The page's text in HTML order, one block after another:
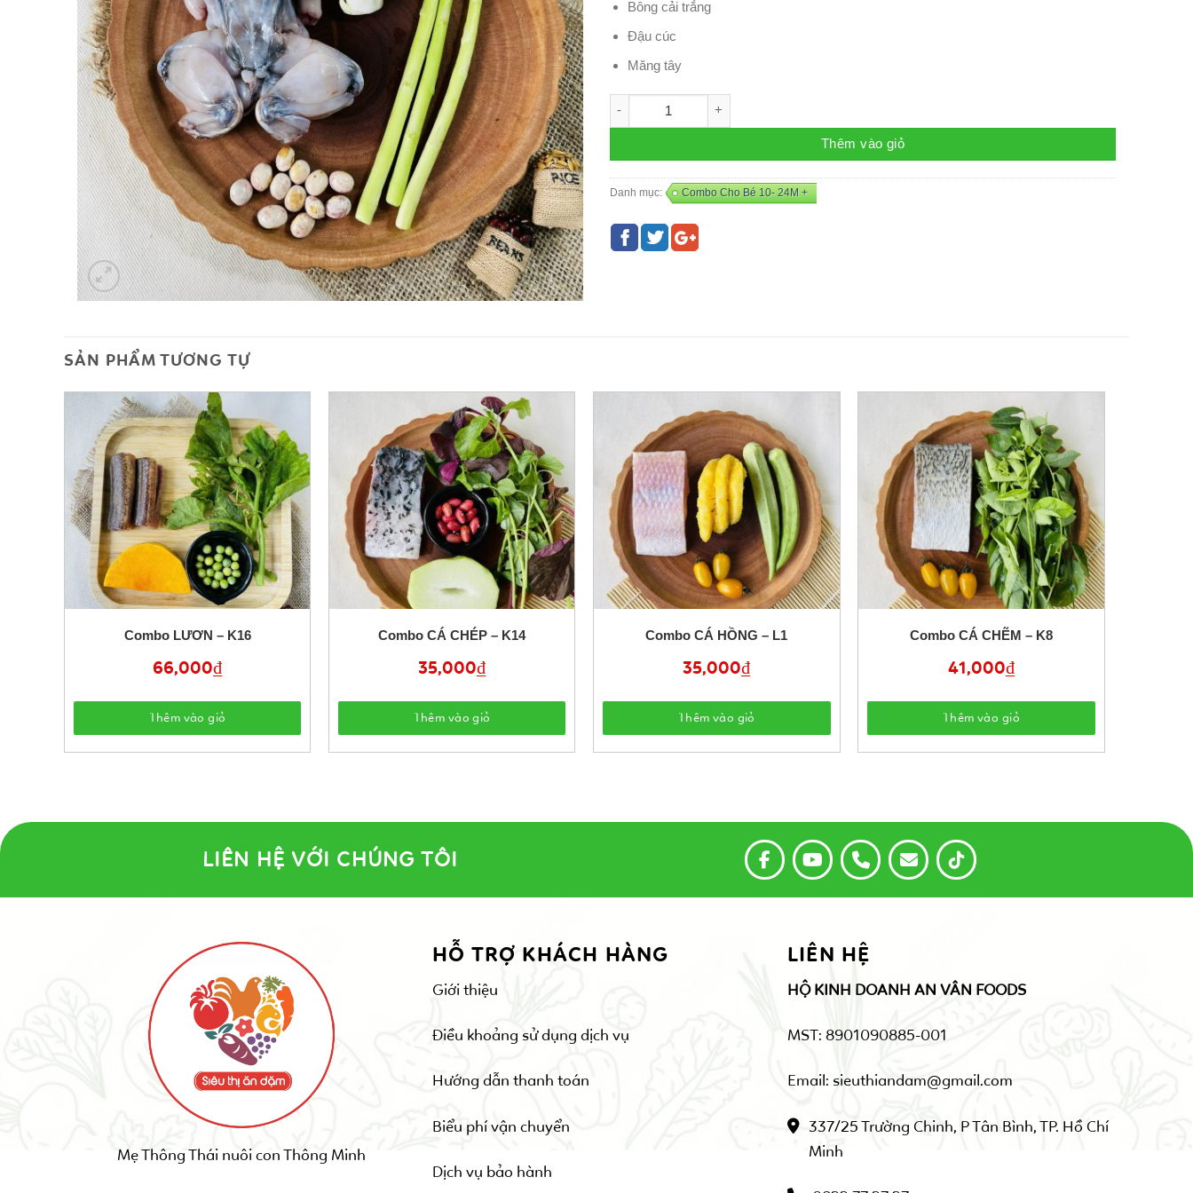
Bông cải trắng
Đậu cúc
Măng tây
Thêm vào giỏ
Danh mục: Combo Cho Bé 10- 24M +
SẢN PHẨM TƯƠNG TỰ
Combo LƯƠN – K16
66,000₫
Thêm vào giỏ
Combo CÁ CHÉP – K14
35,000₫
Thêm vào giỏ
Combo CÁ HỒNG – L1
35,000₫
Thêm vào giỏ
Combo CÁ CHẼM – K8
41,000₫
Thêm vào giỏ
LIÊN HỆ VỚI CHÚNG TÔI
Mẹ Thông Thái nuôi con Thông Minh
HỖ TRỢ KHÁCH HÀNG
Giới thiệu
Điều khoảng sử dụng dịch vụ
Hướng dẫn thanh toán
Biểu phí vận chuyển
Dịch vụ bảo hành
LIÊN HỆ
HỘ KINH DOANH AN VÂN FOODS
MST: 8901090885-001
Email: sieuthiandam@gmail.com
337/25 Trường Chinh, P Tân Bình, TP. Hồ Chí
Minh